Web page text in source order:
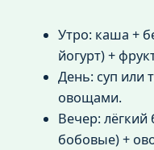
Утро: каша +
йогурт) +
День: суп или
овощами.
Вечер: лёгкий
бобовые) +